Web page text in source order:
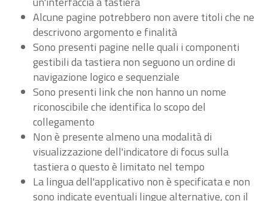
Alcune pagine potrebbero non avere titoli che ne
descrivono argomento e finalità
Sono presenti pagine nelle quali i componenti
gestibili da tastiera non seguono un ordine di
navigazione logico e sequenziale
Sono presenti link che non hanno un nome
riconoscibile che identifica lo scopo del
collegamento
Non è presente almeno una modalità di
visualizzazione dell'indicatore di focus sulla
tastiera o questo è limitato nel tempo
La lingua dell'applicativo non è specificata e non
sono indicate eventuali lingue alternative, con il